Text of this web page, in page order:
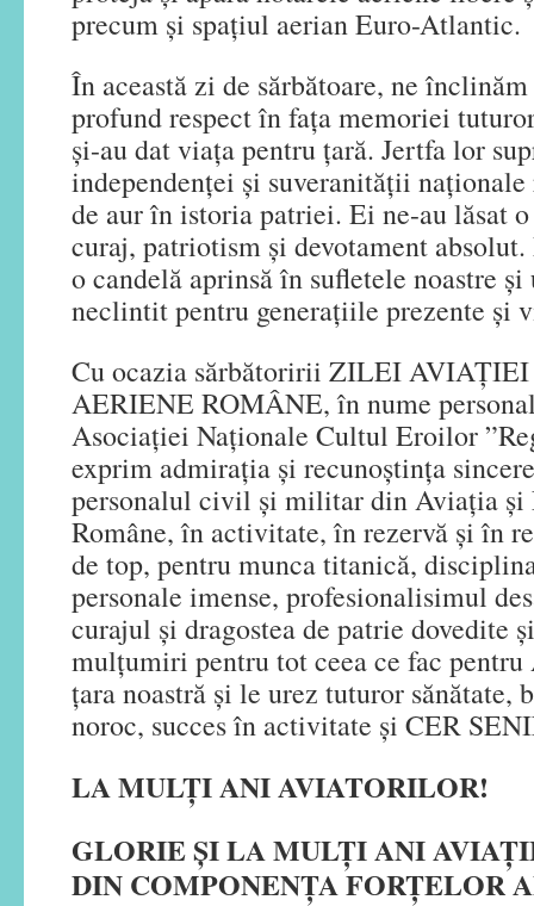
precum și spațiul aerian Euro-Atlantic.
În această zi de sărbătoare, ne
profund respect în fața memoriei
și-au dat viața pentru țară. Jertfa lor
independenței și suveranității
de aur în istoria patriei. Ei ne-au lăsat
curaj, patriotism și devotament
o candelă aprinsă în sufletele noastre
neclintit pentru generațiile prezente și
Cu ocazia sărbătoririi ZILEI
AERIENE ROMÂNE, în nume
Asociației Naționale Cultul Eroilor
exprim admiraţia și recunoștința
personalul civil și militar din Aviația și
Române, în activitate, în rezervă și în
de top, pentru munca titanică,
personale imense, profesionalisimul
curajul și dragostea de patrie dovedite
mulțumiri pentru tot ceea ce fac
țara noastră și le urez tuturor sănătate,
noroc, succes în activitate și CER
LA MULȚI ANI AVIATORILOR!
GLORIE ȘI LA MULȚI ANI
DIN COMPONENȚA FORȚELOR